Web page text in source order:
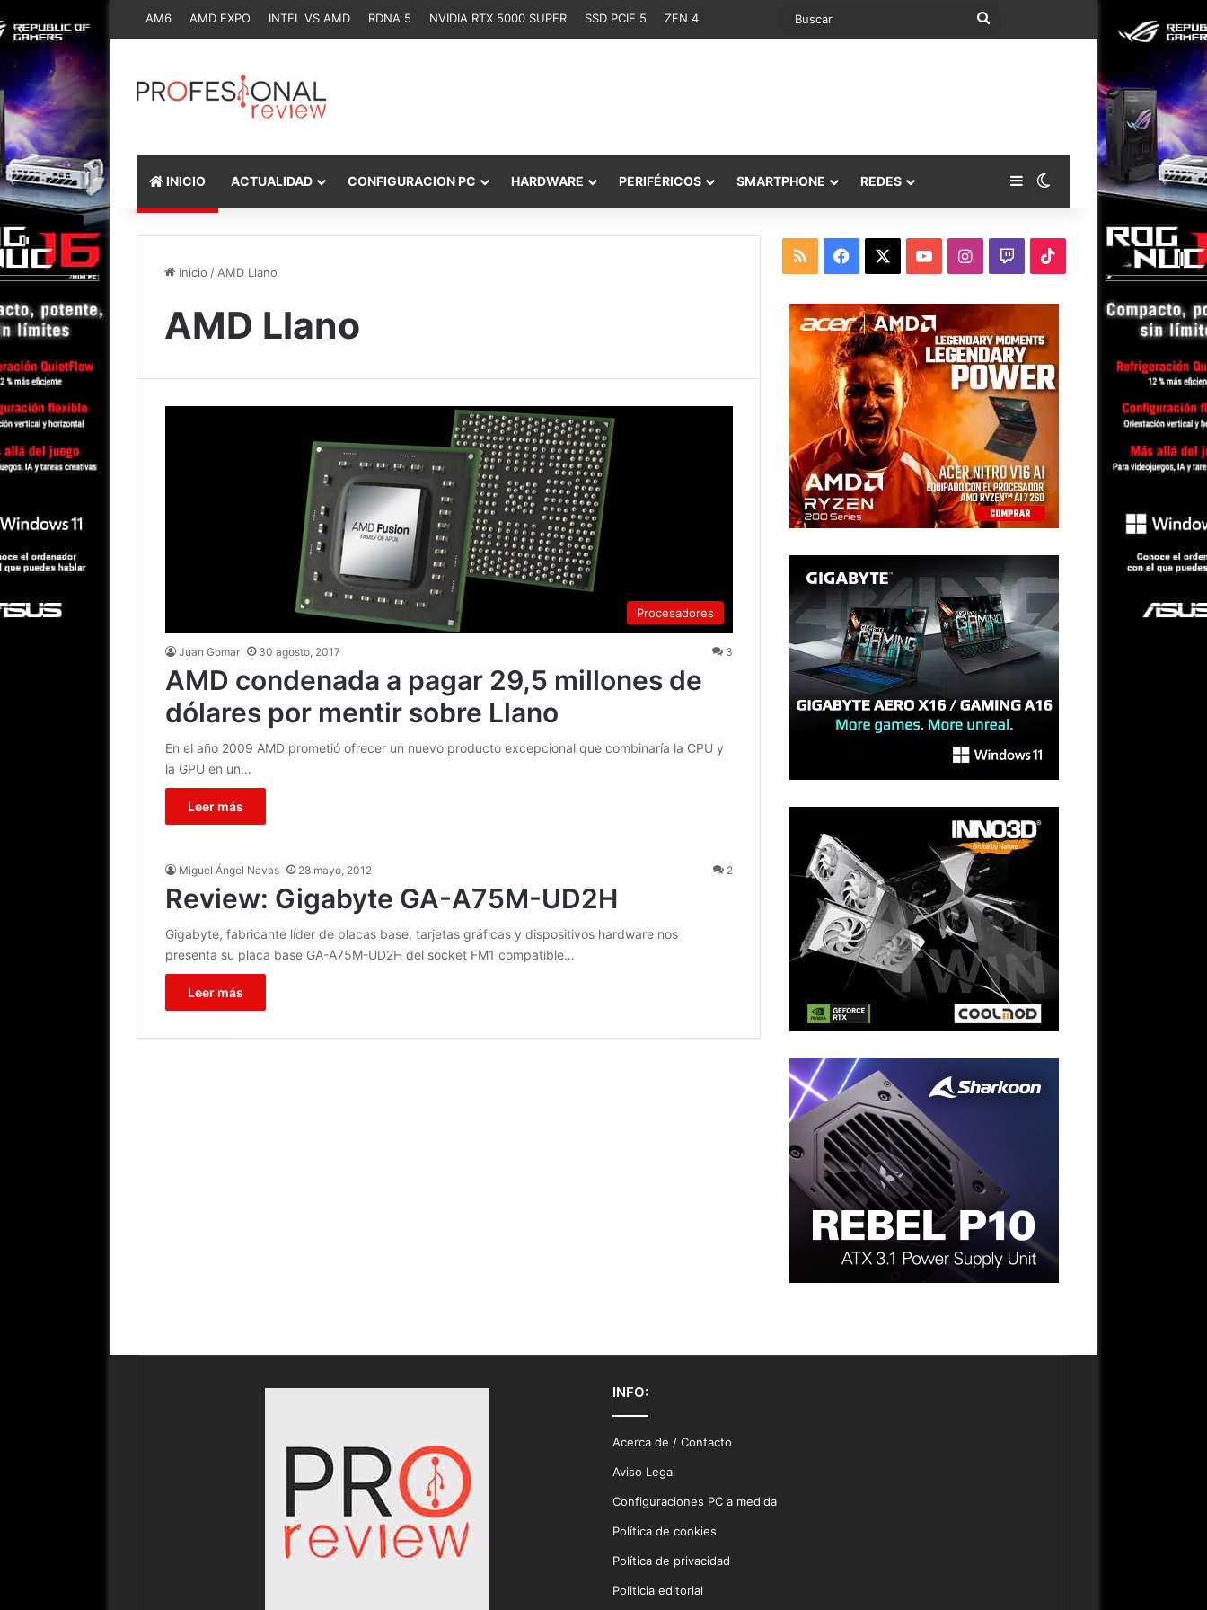
AM6 AMD EXPO INTEL VS AMD RDNA 5 NVIDIA RTX 5000 SUPER SSD PCIE 5 ZEN 4 Buscar
INICIO ACTUALIDAD CONFIGURACION PC HARDWARE PERIFÉRICOS SMARTPHONE REDES Barra lateral
Switch skin
Inicio / AMD Llano
AMD Llano
Procesadores
Juan Gomar 30 agosto, 2017 3
AMD condenada a pagar 29,5 millones de
dólares por mentir sobre Llano
En el año 2009 AMD prometió ofrecer un nuevo producto excepcional que combinaría la CPU y
la GPU en un…
Leer más
Miguel Ángel Navas 28 mayo, 2012 2
Review: Gigabyte GA-A75M-UD2H
Gigabyte, fabricante líder de placas base, tarjetas gráficas y dispositivos hardware nos
presenta su placa base GA-A75M-UD2H del socket FM1 compatible…
Leer más
RSS Facebook YouTubeInstagram
TwitchTikTok
INFO:
Acerca de / Contacto
Aviso Legal
Configuraciones PC a medida
Política de cookies
Política de privacidad
Politicia editorial